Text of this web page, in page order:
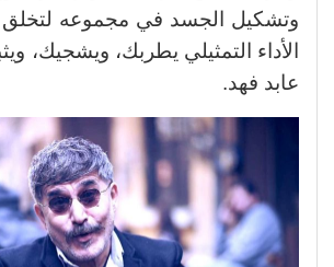
وتشكيل الجسد في مجموعه لتخلق
الأداء التمثيلي يطربك، ويشجيك،
عابد فهد.